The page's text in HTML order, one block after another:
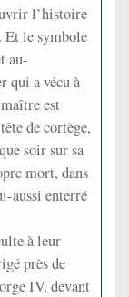
l’histoire
Et le symbole
au-
qui a vécu à
est
de cortège,
soir sur sa
mort, dans
aussi enterré
à leur
près de
IV, devant